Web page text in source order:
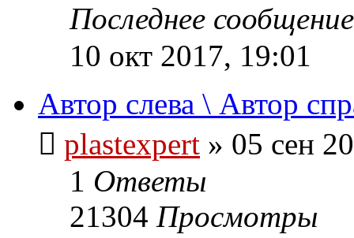
Последнее
10 окт 2017, 19:01
Автор слева \ Автор
plastexpert » 05 сен
1 Ответы
21304 Просмотры